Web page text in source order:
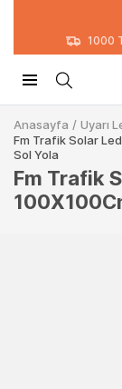
1000
Anasayfa / Uyarı
Fm Trafik Solar
Sol Yola
Fm Trafik